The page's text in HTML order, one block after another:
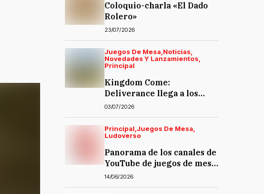
Coloquio-charla «El Dado
Rolero»
23/07/2026
Juegos De Mesa Noticias
Novedades Y Lanzamientos
Principal
Kingdom Come:
Deliverance llega a los
juegos de mesa… y la
polémica también
03/07/2026
Principal Juegos De Mesa
Ludoverso
Panorama de los canales de
YouTube de juegos de mesa
en español
14/06/2026